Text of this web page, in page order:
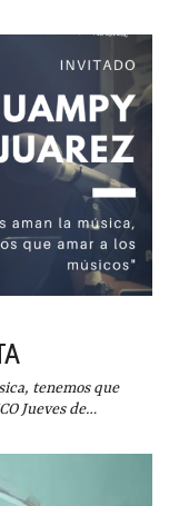
tenemos que
Jueves de…